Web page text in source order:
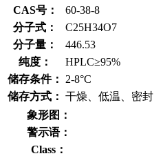
CAS号：
60-38-8
分子式：
C25H34O7
分子量：
446.53
纯度：
HPLC≥95%
储存条件：
2-8°C
储存方式： 干燥、低温、密封
象形图：
警示语：
Class：